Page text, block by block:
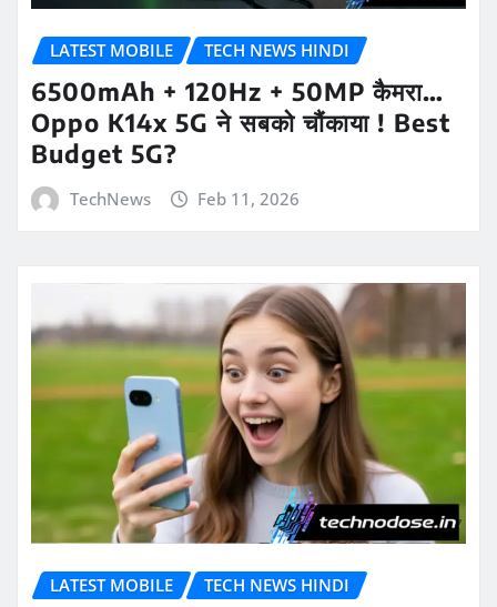
LATEST MOBILE TECH NEWS HINDI
6500mAh + 120Hz + 50MP कैमरा…
Oppo K14x 5G ने सबको चौंकाया ! Best
Budget 5G?
TechNews Feb 11, 2026
LATEST MOBILE TECH NEWS HINDI